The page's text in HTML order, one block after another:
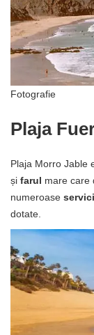
Fotografie
Plaja
Plaja Morro Jable
și farul mare care
numeroase
dotate.